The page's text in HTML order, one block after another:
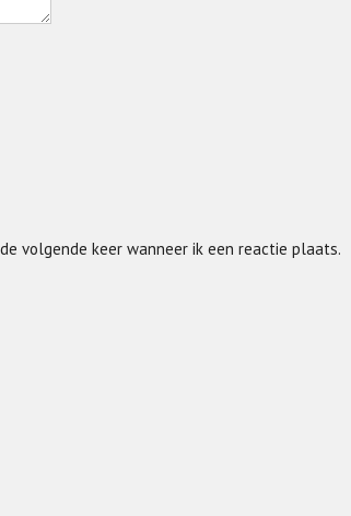
volgende keer wanneer ik een reactie plaats.